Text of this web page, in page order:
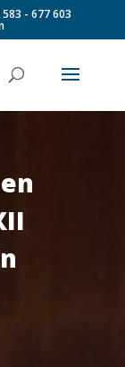
- 677 603